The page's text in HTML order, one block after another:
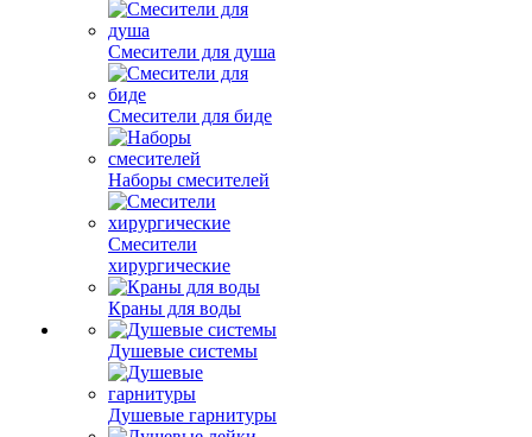
Смесители для душа
Смесители для биде
Наборы смесителей
Смесители
хирургические
Краны для воды
Душевые системы
Душевые гарнитуры